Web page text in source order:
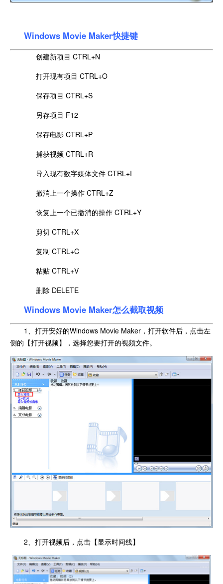
Windows Movie Maker快捷键
创建新项目 CTRL+N
打开现有项目 CTRL+O
保存项目 CTRL+S
另存项目 F12
保存电影 CTRL+P
捕获视频 CTRL+R
导入现有数字媒体文件 CTRL+I
撤消上一个操作 CTRL+Z
恢复上一个已撤消的操作 CTRL+Y
剪切 CTRL+X
复制 CTRL+C
粘贴 CTRL+V
删除 DELETE
Windows Movie Maker怎么截取视频
1、打开安好的Windows Movie Maker，打开软件后，点击左
侧的【打开视频】，选择您要打开的视频文件。
2、打开视频后，点击【显示时间线】